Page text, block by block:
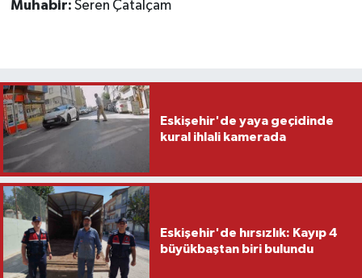
Muhabir: Seren Çatalçam
Eskişehir'de yaya geçidinde
kural ihlali kamerada
Eskişehir'de hırsızlık: Kayıp 4
büyükbaştan biri bulundu